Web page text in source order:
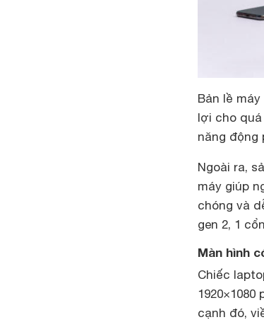
Bản lề
lợi cho
năng động
Ngoài ra,
máy giúp
chóng và
gen 2, 1
Màn hình
Chiếc
cạnh đó,